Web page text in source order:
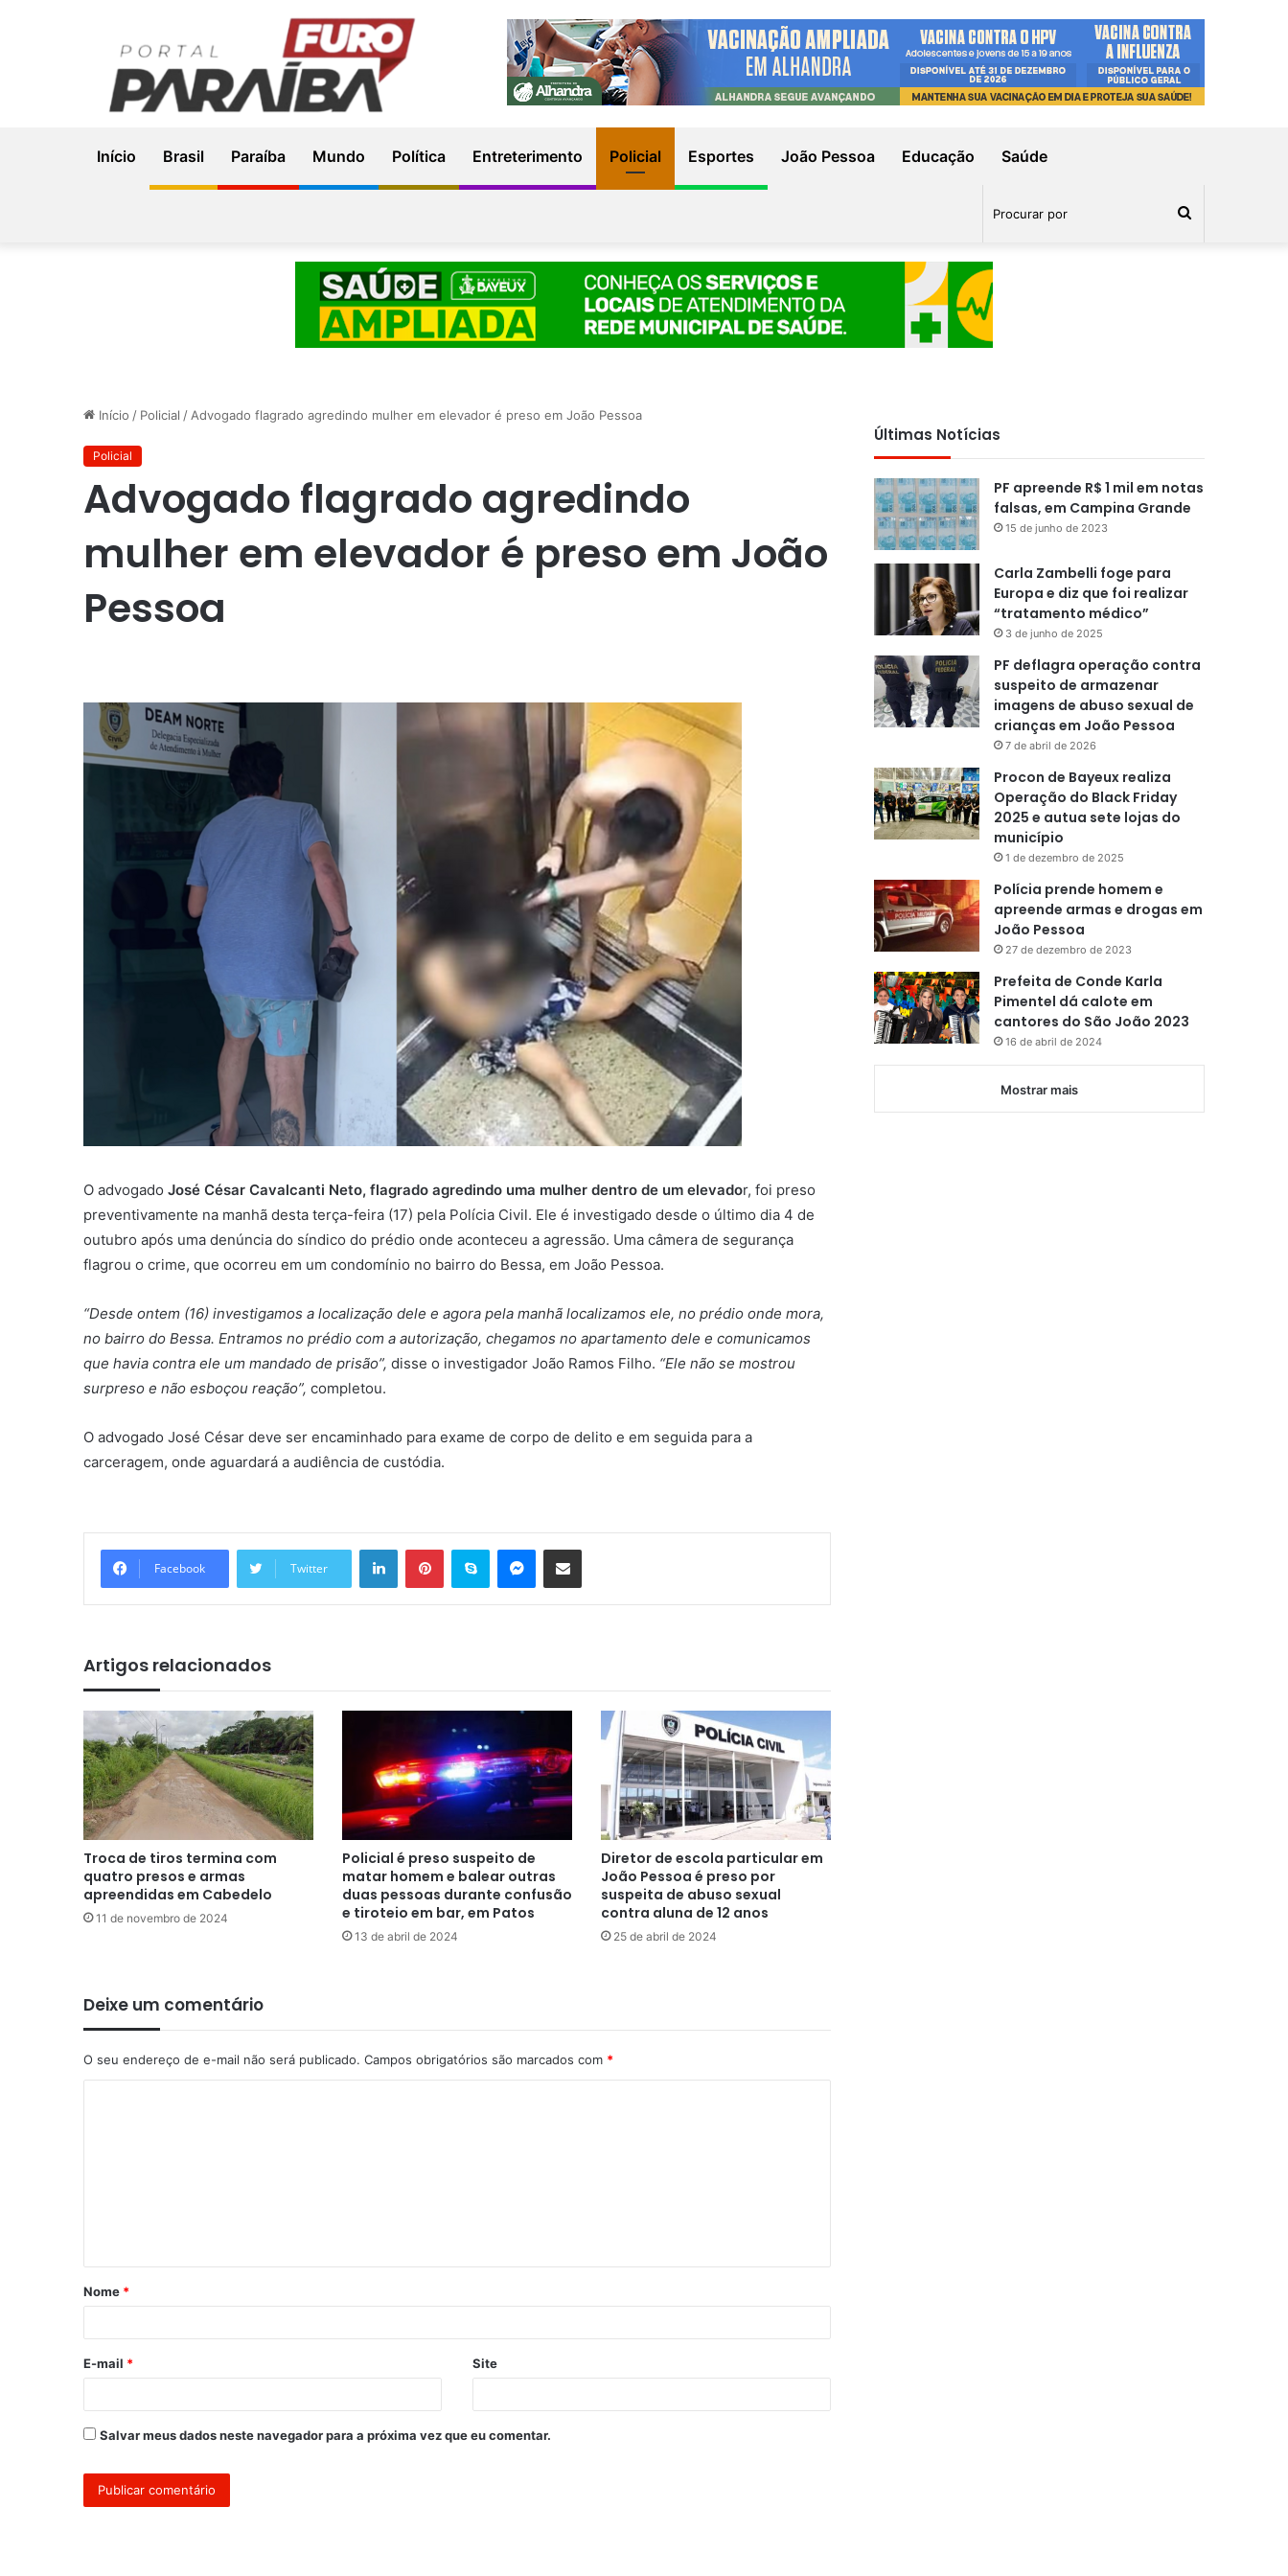
Início Brasil Paraíba Mundo Política Entreterimento Policial Esportes João Pessoa Educação Saúde
Início / Policial / Advogado flagrado agredindo mulher em elevador é preso em João Pessoa
Policial
Advogado flagrado agredindo
mulher em elevador é preso em João
Pessoa
O advogado José César Cavalcanti Neto, flagrado agredindo uma mulher dentro de um elevador, foi preso
preventivamente na manhã desta terça-feira (17) pela Polícia Civil. Ele é investigado desde o último dia 4 de
outubro após uma denúncia do síndico do prédio onde aconteceu a agressão. Uma câmera de segurança
flagrou o crime, que ocorreu em um condomínio no bairro do Bessa, em João Pessoa.
“Desde ontem (16) investigamos a localização dele e agora pela manhã localizamos ele, no prédio onde mora,
no bairro do Bessa. Entramos no prédio com a autorização, chegamos no apartamento dele e comunicamos
que havia contra ele um mandado de prisão”, disse o investigador João Ramos Filho. “Ele não se mostrou
surpreso e não esboçou reação”, completou.
O advogado José César deve ser encaminhado para exame de corpo de delito e em seguida para a
carceragem, onde aguardará a audiência de custódia.
Facebook Twitter
Artigos relacionados
Troca de tiros termina com
quatro presos e armas
apreendidas em Cabedelo
11 de novembro de 2024
Policial é preso suspeito de
matar homem e balear outras
duas pessoas durante confusão
e tiroteio em bar, em Patos
13 de abril de 2024
Diretor de escola particular em
João Pessoa é preso por
suspeita de abuso sexual
contra aluna de 12 anos
25 de abril de 2024
Deixe um comentário
O seu endereço de e-mail não será publicado. Campos obrigatórios são marcados com *
á
r
*
Nome *
E-mail * Site
Salvar meus dados neste navegador para a próxima vez que eu comentar.
Últimas Notícias
PF apreende R$ 1 mil em notas
falsas, em Campina Grande
15 de junho de 2023
Carla Zambelli foge para
Europa e diz que foi realizar
“tratamento médico”
3 de junho de 2025
PF deflagra operação contra
suspeito de armazenar
imagens de abuso sexual de
crianças em João Pessoa
7 de abril de 2026
Procon de Bayeux realiza
Operação do Black Friday
2025 e autua sete lojas do
município
1 de dezembro de 2025
Polícia prende homem e
apreende armas e drogas em
João Pessoa
27 de dezembro de 2023
Prefeita de Conde Karla
Pimentel dá calote em
cantores do São João 2023
16 de abril de 2024
Mostrar mais